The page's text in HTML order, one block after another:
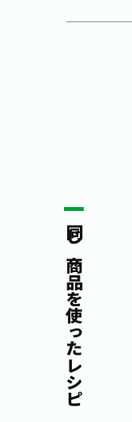
同じ商品を使ったレシピ